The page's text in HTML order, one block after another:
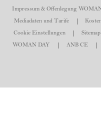
Impressum & Offenlegung
Mediadaten und Tarife
Cookie Einstellungen
WOMAN DAY
ANB CE